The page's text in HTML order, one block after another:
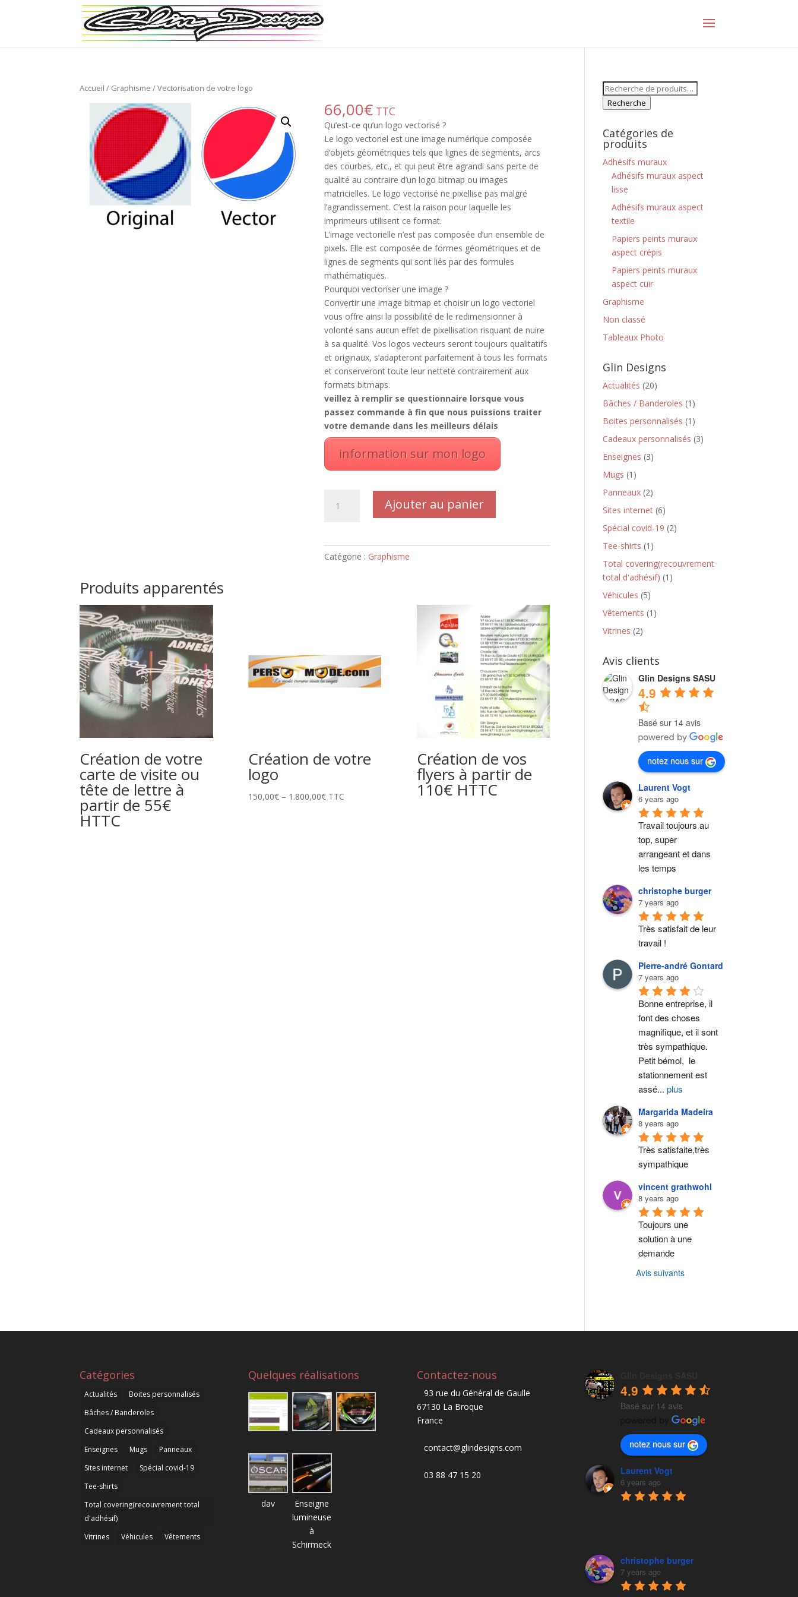
Accueil / Graphisme / Vectorisation de votre logo
66,00€ TTC
Qu’est-ce qu’un logo vectorisé ?
Le logo vectoriel est une image numérique composée
d’objets géométriques tels que lignes de segments, arcs
des courbes, etc., et qui peut être agrandi sans perte de
qualité au contraire d’un logo bitmap ou images
matricielles. Le logo vectorisé ne pixellise pas malgré
l’agrandissement. C’est la raison pour laquelle les
imprimeurs utilisent ce format.
L’image vectorielle n’est pas composée d’un ensemble de
pixels. Elle est composée de formes géométriques et de
lignes de segments qui sont liés par des formules
mathématiques.
Pourquoi vectoriser une image ?
Convertir une image bitmap et choisir un logo vectoriel
vous offre ainsi la possibilité de le redimensionner à
volonté sans aucun effet de pixellisation risquant de nuire
à sa qualité. Vos logos vecteurs seront toujours qualitatifs
et originaux, s’adapteront parfaitement à tous les formats
et conserveront toute leur netteté contrairement aux
formats bitmaps.
veillez à remplir se questionnaire lorsque vous
passez commande à fin que nous puissions traiter
votre demande dans les meilleurs délais
information sur mon logo
votre
Ajouter au panier
Catégorie : Graphisme
Produits apparentés
Création de votre
carte de visite ou
tête de lettre à
partir de 55€
HTTC
Création de votre
logo
150,00€– 1.800,00€ TTC
Création de vos
flyers à partir de
110€ HTTC
Recherche
pour :
Recherche
Catégories de
produits
Adhésifs muraux
Adhésifs muraux aspect
lisse
Adhésifs muraux aspect
textile
Papiers peints muraux
aspect crépis
Papiers peints muraux
aspect cuir
Graphisme
Non classé
Tableaux Photo
Glin Designs
Actualités (20)
Bâches / Banderoles (1)
Boites personnalisés (1)
Cadeaux personnalisés (3)
Enseignes (3)
Mugs (1)
Panneaux (2)
Sites internet (6)
Spécial covid-19 (2)
Tee-shirts (1)
Total covering(recouvrement
total d'adhésif) (1)
Véhicules (5)
Vêtements (1)
Vitrines (2)
Avis clients
Glin Designs SASU
4.9
Basé sur 14 avis
notez nous sur
Laurent Vogt
6 years ago
Travail toujours au
top, super
arrangeant et dans
les temps
christophe burger
7 years ago
Très satisfait de leur
travail !
Pierre-andré Gontard
7 years ago
Bonne entreprise, il
font des choses
magnifique, et il sont
très sympathique.
Petit bémol,  le
stationnement est
assé...plus
Margarida Madeira
8 years ago
Très satisfaite,très
sympathique
vincent grathwohl
8 years ago
Toujours une
solution à une
demande
Avis suivants
Catégories
Actualités
Boites personnalisés
Bâches / Banderoles
Cadeaux personnalisés
Enseignes
Mugs
Panneaux
Sites internet
Spécial covid-19
Tee-shirts
Total covering(recouvrement total
d'adhésif)
Vitrines
Véhicules Vêtements
Quelques réalisations
dav
Enseigne
lumineuse
à
Schirmeck
Contactez-nous
93 rue du Général de Gaulle
67130 La Broque
France
contact@glindesigns.com
03 88 47 15 20
4.9
Basé sur 14 avis
notez nous sur
Laurent Vogt
6 years ago
christophe burger
7 years ago